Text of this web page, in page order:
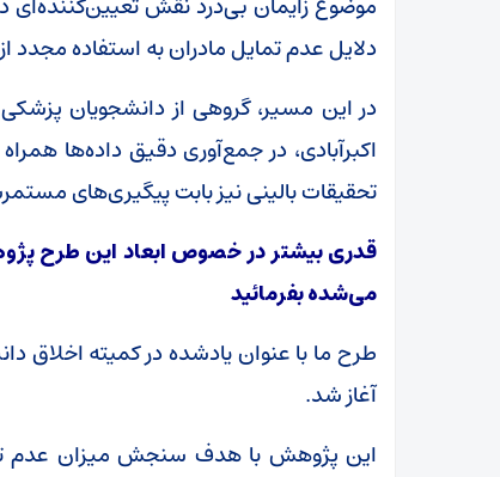
دلایل عدم تمایل مادران به استفاده
در این مسیر، گروهی از دانشجویان
اکبرآبادی، در جمع‌آوری دقیق داده‌ها
تحقیقات بالینی نیز بابت پیگیری‌های
قدری بیشتر در خصوص ابعاد این طرح
می‌شده بفرمائید
طرح ما با عنوان یادشده در کمیته اخلاق
آغاز شد.
این پژوهش با هدف سنجش میزان عدم